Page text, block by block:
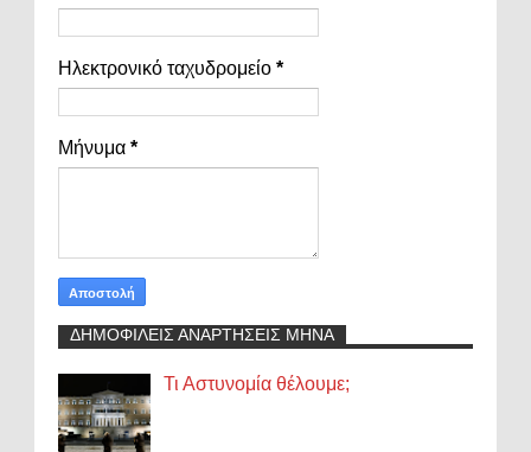
Ηλεκτρονικό ταχυδρομείο *
Μήνυμα *
ΔΗΜΟΦΙΛΕΙΣ ΑΝΑΡΤΗΣΕΙΣ ΜΗΝΑ
Τι Αστυνομία θέλουμε;